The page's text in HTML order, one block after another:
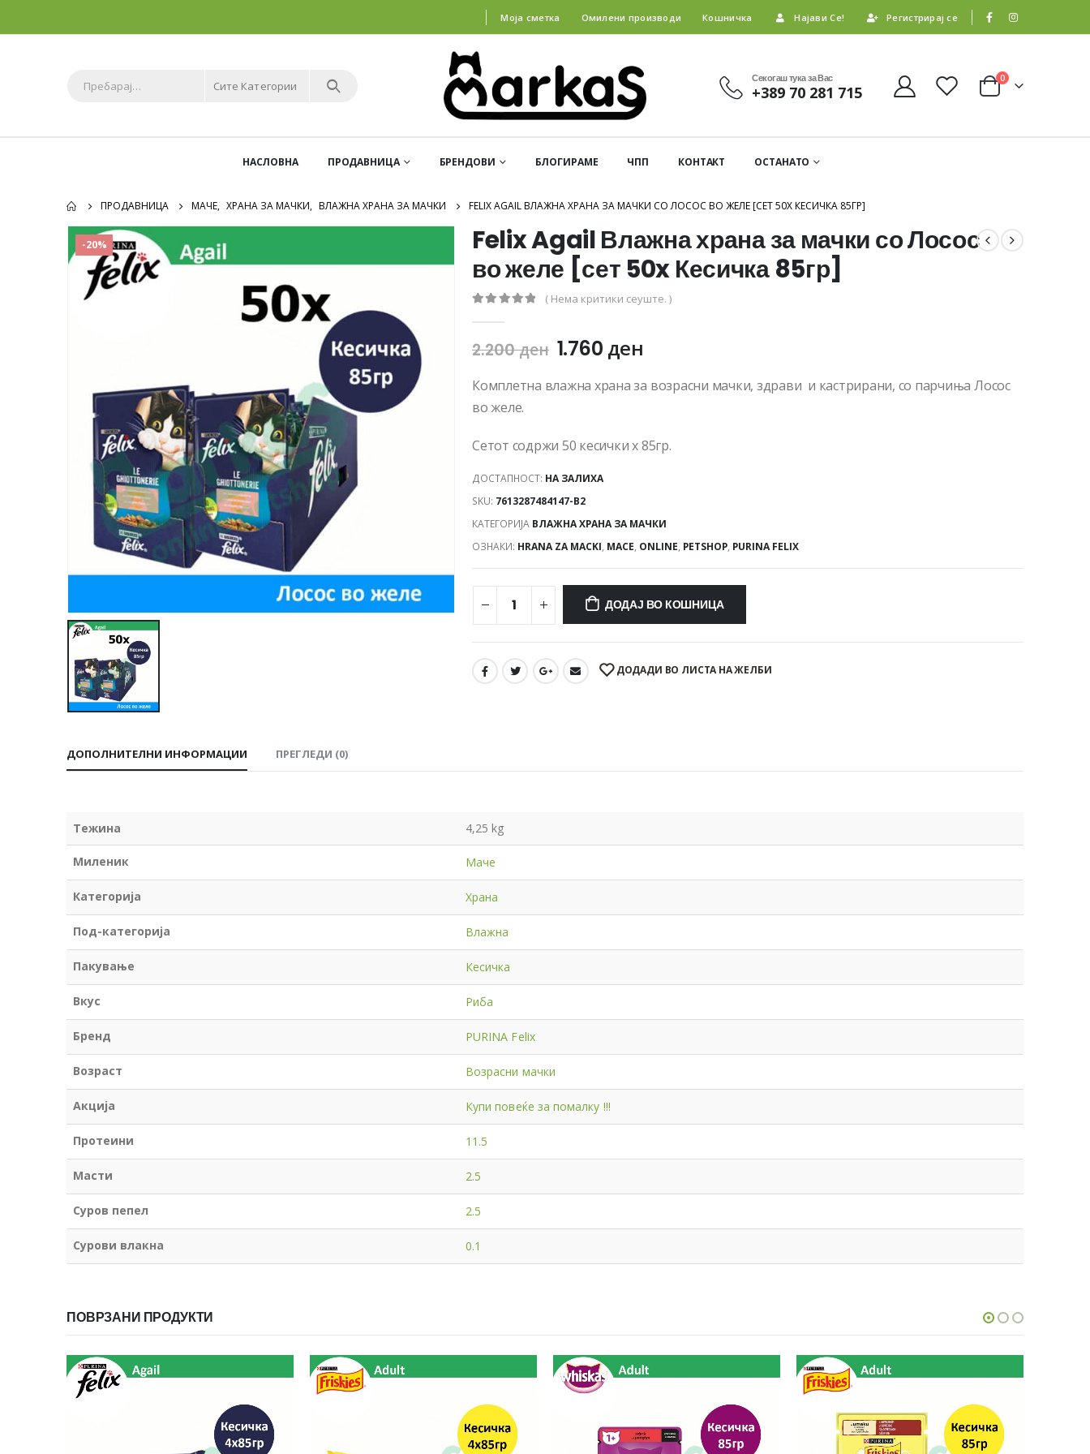
Моја сметка Омилени производи Кошничка Најави Се! Регистрирај се
Сите Категории
Секогаш тука за Вас
+389 70 281 715
0
НАСЛОВНА ПРОДАВНИЦА БРЕНДОВИ БЛОГИРАМЕ ЧПП КОНТАКТ ОСТАНАТО
ПРОДАВНИЦА МАЧЕ, ХРАНА ЗА МАЧКИ, ВЛАЖНА ХРАНА ЗА МАЧКИ FELIX AGAIL ВЛАЖНА ХРАНА ЗА МАЧКИ СО ЛОСОС ВО ЖЕЛЕ [СЕТ 50X КЕСИЧКА 85ГР]
-20%
Felix Agail Влажна храна за мачки со Лосос
во желе [сет 50x Кесичка 85гр]
( Нема критики сеуште. )
2.200ден 1.760 ден
Комплетна влажна храна за возрасни мачки, здрави и кастрирани, со парчиња Лосос
во желе.
Сетот содржи 50 кесички x 85гр.
ДОСТАПНОСТ: НА ЗАЛИХА
SKU: 7613287484147-B2
КАТЕГОРИЈА ВЛАЖНА ХРАНА ЗА МАЧКИ
ОЗНАКИ: HRANA ZA MACKI, MACE, ONLINE, PETSHOP, PURINA FELIX
ДОДАЈ ВО КОШНИЦА
ДОДАДИ ВО ЛИСТА НА ЖЕЛБИ
ДОПОЛНИТЕЛНИ ИНФОРМАЦИИ ПРЕГЛЕДИ (0)
Тежина 4,25 kg
Миленик Маче
Категорија Храна
Под-категорија Влажна
Пакување Кесичка
Вкус Риба
Бренд PURINA Felix
Возраст Возрасни мачки
Акција Купи повеќе за помалку !!!
Протеини 11.5
Масти 2.5
Суров пепел 2.5
Сурови влакна 0.1
ПОВРЗАНИ ПРОДУКТИ